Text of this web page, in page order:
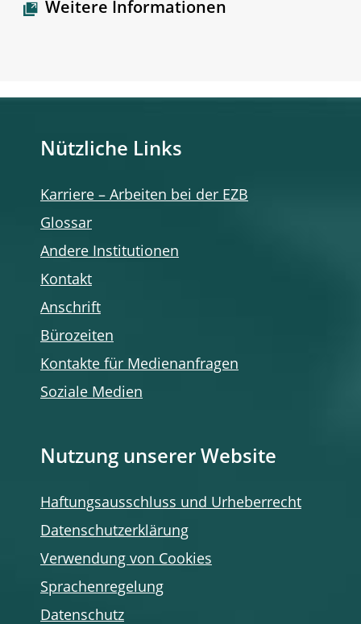
Weitere Informationen
Nützliche Links
Karriere – Arbeiten bei der EZB
Glossar
Andere Institutionen
Kontakt
Anschrift
Bürozeiten
Kontakte für Medienanfragen
Soziale Medien
Nutzung unserer Website
Haftungsausschluss und Urheberrecht
Datenschutzerklärung
Verwendung von Cookies
Sprachenregelung
Datenschutz